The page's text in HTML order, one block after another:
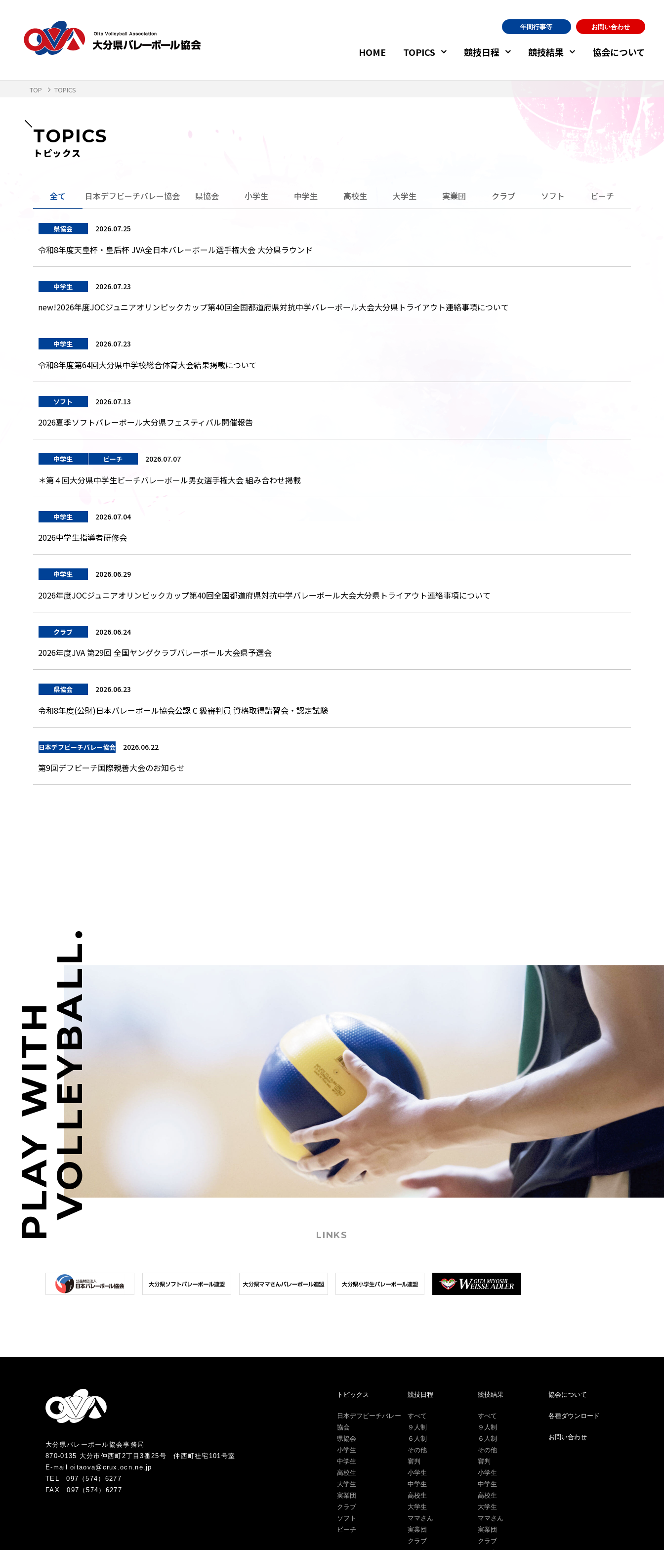
HOME TOPICS 競技日程 競技結果 協会について
年間行事等 お問い合わせ
TOP TOPICS
TOPICS
トピックス
全て 日本デフビーチバレー協会 県協会 小学生 中学生 高校生 大学生 実業団 クラブ ソフト ビーチ
県協会 2026.07.25
令和8年度天皇杯・皇后杯 JVA全日本バレーボール選手権大会 大分県ラウンド
中学生 2026.07.23
new!2026年度JOCジュニアオリンピックカップ第40回全国都道府県対抗中学バレーボール大会大分県トライアウト連絡事項について
中学生 2026.07.23
令和8年度第64回大分県中学校総合体育大会結果掲載について
ソフト 2026.07.13
2026夏季ソフトバレーボール大分県フェスティバル開催報告
中学生 ビーチ 2026.07.07
＊第４回大分県中学生ビーチバレーボール男女選手権大会 組み合わせ掲載
中学生 2026.07.04
2026中学生指導者研修会
中学生 2026.06.29
2026年度JOCジュニアオリンピックカップ第40回全国都道府県対抗中学バレーボール大会大分県トライアウト連絡事項について
クラブ 2026.06.24
2026年度JVA 第29回 全国ヤングクラブバレーボール大会県予選会
県協会 2026.06.23
令和8年度(公財)日本バレーボール協会公認 C 級審判員 資格取得講習会・認定試験
日本デフビーチバレー協会 2026.06.22
第9回デフビーチ国際親善大会のお知らせ
PLAY WITHVOLLEYBALL.
LINKS
トピックス
日本デフビーチバレー
協会
県協会
小学生
中学生
高校生
大学生
実業団
クラブ
ソフト
ビーチ
競技日程
すべて
９人制
６人制
その他
審判
小学生
中学生
高校生
大学生
ママさん
実業団
クラブ
競技結果
すべて
９人制
６人制
その他
審判
小学生
中学生
高校生
大学生
ママさん
実業団
クラブ
協会について
各種ダウンロード
お問い合わせ
大分県バレーボール協会事務局
870-0135 大分市仲西町2丁目3番25号 仲西町社宅101号室
E-mail oitaova@crux.ocn.ne.jp
TEL 097（574）6277
FAX 097（574）6277